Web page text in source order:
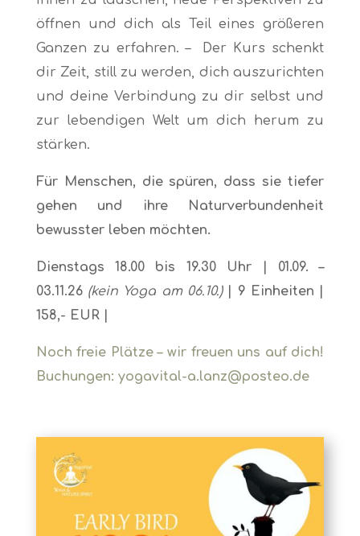
öffnen und dich als Teil eines größeren
Ganzen zu erfahren. – Der Kurs schenkt
dir Zeit, still zu werden, dich auszurichten
und deine Verbindung zu dir selbst und
zur lebendigen Welt um dich herum zu
stärken.
Für Menschen, die spüren, dass sie tiefer
gehen und ihre Naturverbundenheit
bewusster leben möchten.
Dienstags 18.00 bis 19.30 Uhr | 01.09. –
03.11.26 (kein Yoga am 06.10.)
| 9 Einheiten |
158,- EUR |
Noch freie Plätze – wir freuen uns auf dich!
Buchungen: yogavital-a.lanz@posteo.de